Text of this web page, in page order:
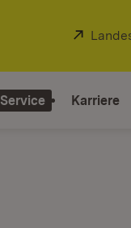
Service Karriere